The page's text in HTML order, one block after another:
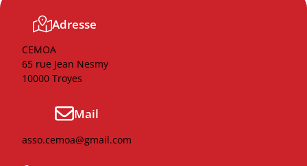
Adresse
CEMOA
65 rue Jean Nesmy
10000 Troyes
Mail
asso.cemoa@gmail.com